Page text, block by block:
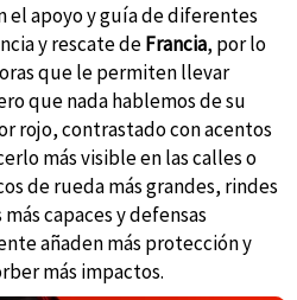
el apoyo y guía de diferentes
y rescate deFrancia, por lo
que le permiten llevar
que nada hablemos de su
rojo, contrastado con acentos
más visible en las calles o
de rueda más grandes, rindes
capaces y defensas
añaden más protección y
más impactos.